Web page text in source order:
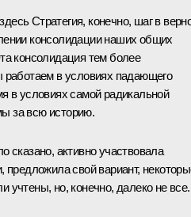
Стратегия, конечно, шаг в
консолидации наших общих
консолидация тем более
работаем в условиях падающего
в условиях самой радикальной
за всю историю.
сказано, активно участвовала
предложила свой вариант,
учтены, но, конечно, далеко не все.